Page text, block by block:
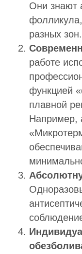
Они знают
разных зон.
работе
функцией
плавной
Например,